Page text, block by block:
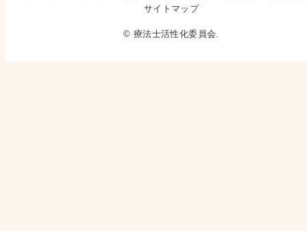
サイトマップ
© 療法士活性化委員会.